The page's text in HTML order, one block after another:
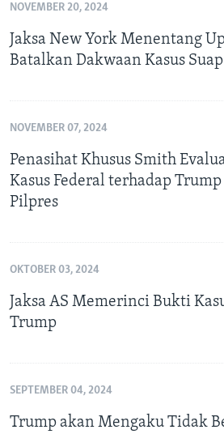
NOVEMBER 20, 2024
Jaksa New York Menentang
Batalkan Dakwaan Kasus
NOVEMBER 07, 2024
Penasihat Khusus Smith
Kasus Federal terhadap
Pilpres
OKTOBER 03, 2024
Jaksa AS Memerinci Bukti
Trump
SEPTEMBER 04, 2024
Trump akan Mengaku Tidak